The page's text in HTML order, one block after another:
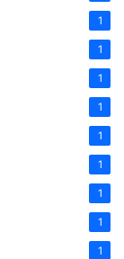
1
1
1
1
1
1
1
1
1